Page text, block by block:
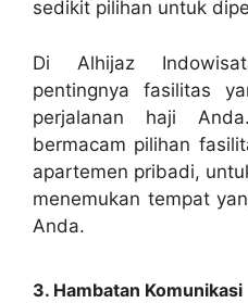
sedikit pilihan untuk
Di Alhijaz
pentingnya fasilitas
perjalanan haji
bermacam pilihan
apartemen pribadi,
menemukan tempat
Anda.
3. Hambatan Komunikasi